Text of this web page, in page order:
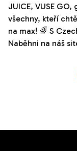
JUICE, VUSE
všechny, kteří
na max! 🌈 S
Naběhni na náš